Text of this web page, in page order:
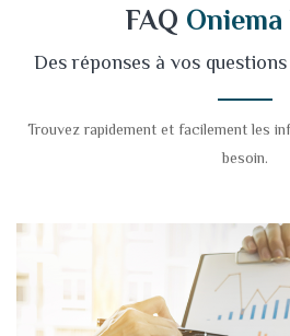
FAQ
Des réponses à vos
Trouvez rapidement et facilement les
besoin.